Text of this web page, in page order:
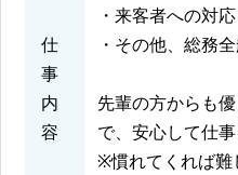
仕
事
内
容
・来客者への対応
・その他、総務
先輩の方からも
で、安心して仕事
※慣れてくれば難